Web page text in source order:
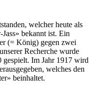
welcher heute als
Jass» bekannt ist. Ein
(= König) gegen zwei
Recherche wurde
gespielt. Im Jahr 1917 wird
welches den
beinhaltet.